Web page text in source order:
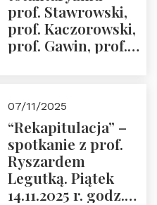
godz. 18:00.
prof. Stawrowski,
prof. Kaczorowski,
prof. Gawin, prof.
07/11/2025
“Rekapitulacja” –
spotkanie z prof.
Ryszardem
Legutką. Piątek
14.11.2025 r. godz.